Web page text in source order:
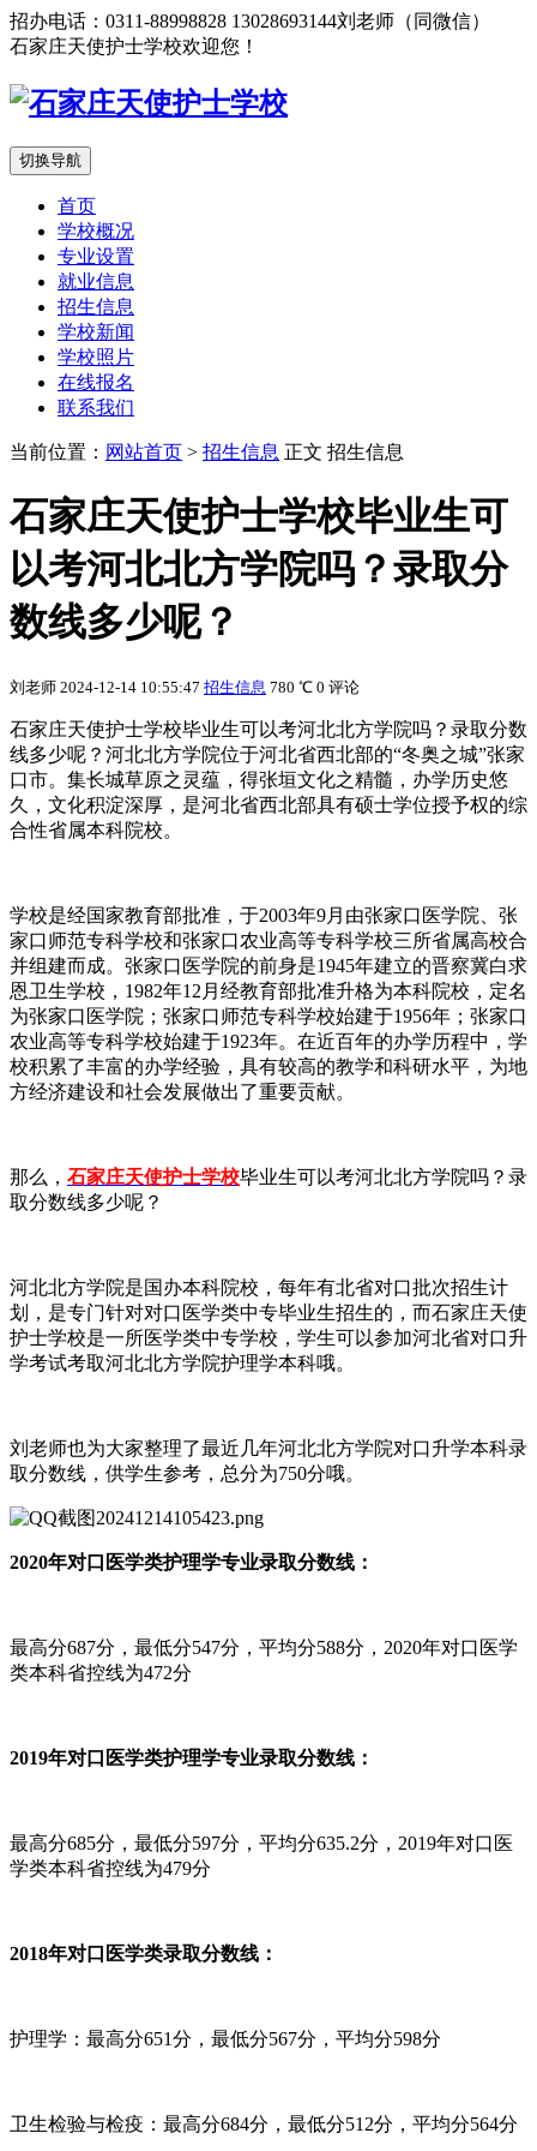
招办电话：0311-88998828 13028693144刘老师（同微信）
石家庄天使护士学校欢迎您！
切换导航
首页
学校概况
专业设置
就业信息
招生信息
学校新闻
学校照片
在线报名
联系我们
当前位置： 网站首页 > 招生信息 正文 招生信息
石家庄天使护士学校毕业生可
以考河北北方学院吗？录取分
数线多少呢？
刘老师 2024-12-14 10:55:47 招生信息 780 ℃ 0 评论
石家庄天使护士学校毕业生可以考河北北方学院吗？录取分数
线多少呢？河北北方学院位于河北省西北部的“冬奥之城”张家
口市。集长城草原之灵蕴，得张垣文化之精髓，办学历史悠
久，文化积淀深厚，是河北省西北部具有硕士学位授予权的综
合性省属本科院校。
学校是经国家教育部批准，于2003年9月由张家口医学院、张
家口师范专科学校和张家口农业高等专科学校三所省属高校合
并组建而成。张家口医学院的前身是1945年建立的晋察冀白求
恩卫生学校，1982年12月经教育部批准升格为本科院校，定名
为张家口医学院；张家口师范专科学校始建于1956年；张家口
农业高等专科学校始建于1923年。在近百年的办学历程中，学
校积累了丰富的办学经验，具有较高的教学和科研水平，为地
方经济建设和社会发展做出了重要贡献。
那么， 石家庄天使护士学校毕业生可以考河北北方学院吗？录
取分数线多少呢？
河北北方学院是国办本科院校，每年有北省对口批次招生计
划，是专门针对对口医学类中专毕业生招生的，而石家庄天使
护士学校是一所医学类中专学校，学生可以参加河北省对口升
学考试考取河北北方学院护理学本科哦。
刘老师也为大家整理了最近几年河北北方学院对口升学本科录
取分数线，供学生参考，总分为750分哦。
2020年对口医学类护理学专业录取分数线：
最高分687分，最低分547分，平均分588分，2020年对口医学
类本科省控线为472分
2019年对口医学类护理学专业录取分数线：
最高分685分，最低分597分，平均分635.2分，2019年对口医
学类本科省控线为479分
2018年对口医学类录取分数线：
护理学：最高分651分，最低分567分，平均分598分
卫生检验与检疫：最高分684分，最低分512分，平均分564分